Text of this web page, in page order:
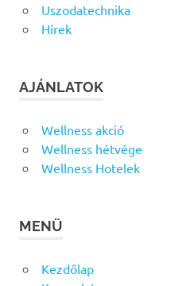
Uszodatechnika
Hírek
AJÁNLATOK
Wellness akció
Wellness hétvége
Wellness Hotelek
MENÜ
Kezdőlap